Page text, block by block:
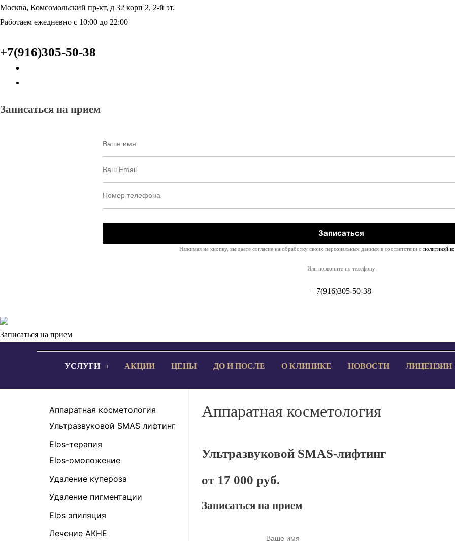
Москва, Комсомольский пр-кт, д 32 корп 2, 2-й эт.
Работаем ежедневно с 10:00 до 22:00
+7(916)305-50-38
Записаться на прием
Нажимая на кнопку, вы даете согласие на обработку своих персональных данных в соответствии сполитикой
Или позвоните по телефону
+7(916)305-50-38
Записаться на прием
УСЛУГИ АКЦИИ ЦЕНЫ ДО И ПОСЛЕ О КЛИНИКЕ НОВОСТИ ЛИЦЕНЗИИ
Аппаратная косметология
Ультразвуковой SMAS лифтинг
Elos-терапия
Elos-омоложение
Удаление купероза
Удаление пигментации
Elos эпиляция
Лечение АКНЕ
Аппаратная косметология
Ультразвуковой SMAS-лифтинг
от 17 000 руб.
Записаться на прием